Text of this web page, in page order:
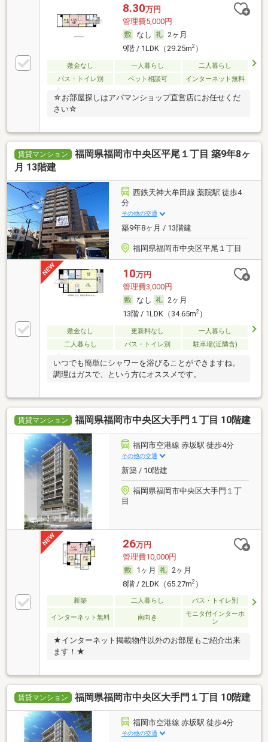
8.30万円
管理費5,000円
なし
2ヶ月
9階 / 1LDK（29.25m2）
敷金なし 一人暮らし
二人暮らし
バス・トイレ別
ペット相談可 インターネット無料
☆お部屋探しはアパマンショップ直営店にお任せくだ
さい☆
賃貸マンション
福岡県福岡市中央区平尾１丁目 築9年8ヶ
月 13階建
西鉄天神大牟田線 薬院駅 徒歩4
分
その他の交通
築9年8ヶ月 / 13階建
福岡県福岡市中央区平尾１丁目
10万円
管理費3,000円
なし
2ヶ月
13階 / 1LDK（34.65m2）
敷金なし 更新料なし
一人暮らし
二人暮らし
バス・トイレ別 駐車場(近隣含)
いつでも簡単にシャワーを浴びることができますね。
調理はガスで、という方にオススメです。
賃貸マンション 福岡県福岡市中央区大手門１丁目 10階建
福岡市空港線 赤坂駅 徒歩4分
その他の交通
新築 / 10階建
福岡県福岡市中央区大手門１丁
目
26万円
管理費10,000円
1ヶ月
2ヶ月
8階 / 2LDK（65.27m2）
新築 二人暮らし バス・トイレ別
インターネット無料 南向き
モニタ付インターホ
ン
★インターネット掲載物件以外のお部屋もご紹介出来
ます！★
賃貸マンション 福岡県福岡市中央区大手門１丁目 10階建
福岡市空港線 赤坂駅 徒歩4分
その他の交通